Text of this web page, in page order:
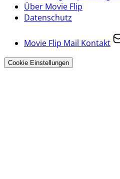
Über Movie Flip
Datenschutz
Movie Flip Mail Kontakt
Cookie Einstellungen